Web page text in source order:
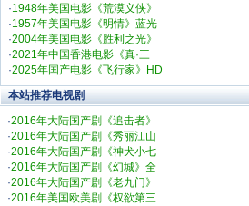
·1948年美国电影《荒漠义侠》
·1957年美国电影《明情》蓝光
·2004年美国电影《胜利之光》
·2021年中国香港电影《真·三
·2025年国产电影《飞行家》HD
本站推荐电视剧
·2016年大陆国产剧《追击者》
·2016年大陆国产剧《秀丽江山
·2016年大陆国产剧《神犬小七
·2016年大陆国产剧《幻城》全
·2016年大陆国产剧《老九门》
·2016年美国欧美剧《权欲第三